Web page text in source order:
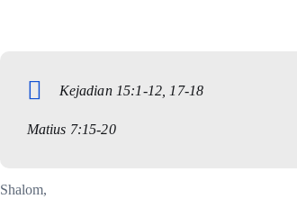
Kejadian 15:1-12, 17-18
Matius 7:15-20
Shalom,